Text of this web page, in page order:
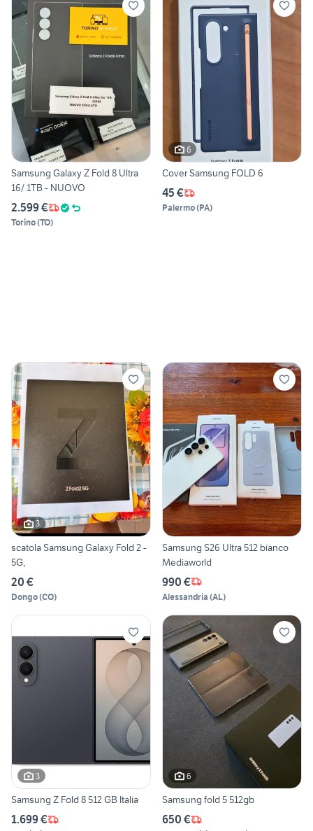
Samsung Galaxy Z Fold 8 Ultra
16/ 1TB - NUOVO
2.599 €
Torino(TO)
6
Cover Samsung FOLD 6
45 €
Palermo(PA)
3
scatola Samsung Galaxy Fold 2 -
5G,
20 €
Dongo(CO)
Samsung S26 Ultra 512 bianco
Mediaworld
990 €
Alessandria (AL)
3
Samsung Z Fold 8 512 GB Italia
1.699 €
6
Samsung fold 5 512gb
650 €